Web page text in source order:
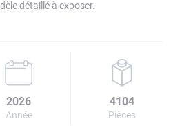
détaillé à exposer.
2026
Année
4104
Pièces